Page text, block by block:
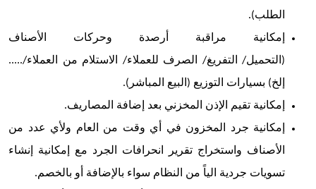
الطلب).
إمكانية مراقبة أرصدة وحركات الأصناف
(التحميل/ التفريغ/ الصرف للعملاء/ الاستلام من العملاء/.....
إلخ) بسيارات التوزيع (البيع المباشر).
إمكانية تقيم الإذن المخزني بعد إضافة المصاريف.
إمكانية جرد المخزون في أي وقت من العام ولأي عدد من
الأصناف واستخراج تقرير انحرافات الجرد مع إمكانية إنشاء
تسويات جردية الياً من النظام سواء بالإضافة أو بالخصم.